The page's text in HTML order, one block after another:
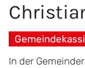
In der